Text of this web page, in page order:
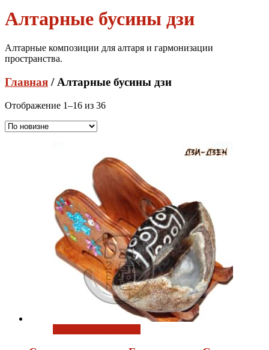
Алтарные бусины дзи
Алтарные композиции для алтаря и гармонизации
пространства.
Главная / Алтарные бусины дзи
Отображение 1–16 из 36Сортировка: